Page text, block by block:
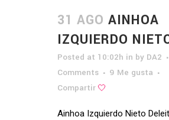
31 AGO AINHOA
IZQUIERDO
Posted at 10:02h in by DA2
Comments
9 Me gusta
Compartir
Ainhoa Izquierdo Nieto